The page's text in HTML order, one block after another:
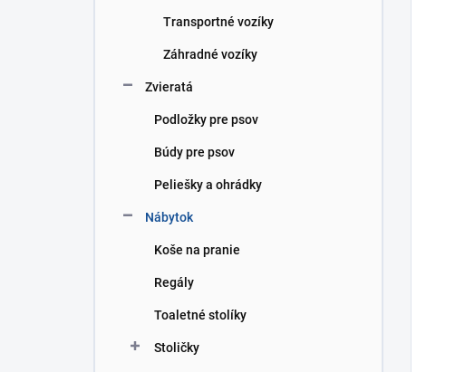
Transportné vozíky
Záhradné vozíky
Zvieratá
Podložky pre psov
Búdy pre psov
Peliešky a ohrádky
Nábytok
Koše na pranie
Regály
Toaletné stolíky
Stoličky